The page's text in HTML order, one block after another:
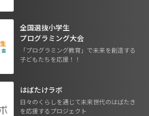
全国選抜小学生
プログラミング大会
「プログラミング教育」で未来を創造する
子どもたちを応援！！
はばたけラボ
日々のくらしを通じて未来世代のはばたき
を応援するプロジェクト